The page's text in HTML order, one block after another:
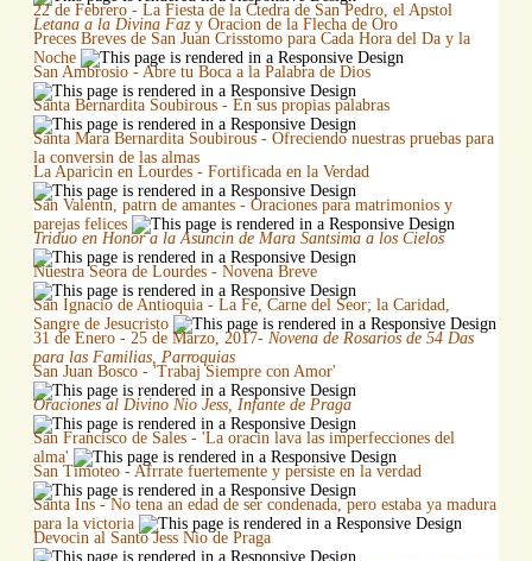
22 de Febrero - La Fiesta de la Ctedra de San Pedro, el Apstol
Letana a la Divina Fazy Oracion de la Flecha de Oro
Preces Breves de San Juan Crisstomo para Cada Hora del Da y la
Noche
San Ambrosio - Abre tu Boca a la Palabra de Dios
Santa Bernardita Soubirous - En sus propias palabras
Santa Mara Bernardita Soubirous - Ofreciendo nuestras pruebas para
la conversin de las almas
La Aparicin en Lourdes - Fortificada en la Verdad
San Valentn, patrn de amantes - Oraciones para matrimonios y
parejas felices
Triduo en Honor a la Asuncin de Mara Santsima a los Cielos
Nuestra Seora de Lourdes - Novena Breve
San Ignacio de Antioquia - La Fe, Carne del Seor; la Caridad,
Sangre de Jesucristo
31 de Enero - 25 de Marzo, 2017- Novena de Rosarios de 54 Das
para las Familias, Parroquias
San Juan Bosco - 'Trabaj Siempre con Amor'
Oraciones al Divino Nio Jess, Infante de Praga
San Francisco de Sales - 'La oracin lava las imperfecciones del
alma'
San Timoteo - Afrrate fuertemente y persiste en la verdad
Santa Ins - No tena an edad de ser condenada, pero estaba ya madura
para la victoria
Devocin al Santo Jess Nio de Praga